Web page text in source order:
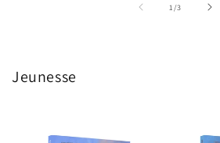
1/de
3
Jeunesse